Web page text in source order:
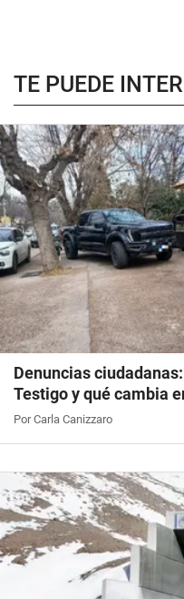
TE PUEDE
Denuncias
Testigo y qué cambia
Por Carla Canizzaro